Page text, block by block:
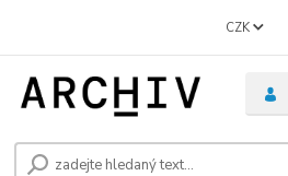
CZK